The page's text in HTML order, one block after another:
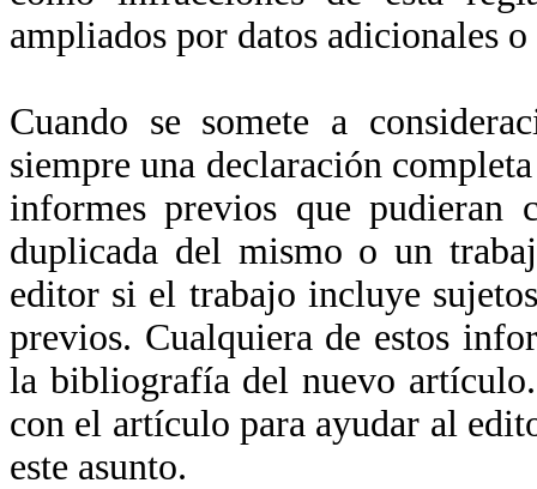
ampliados por datos adicionales
Cuando se somete a
siempre una declaración
informes previos que pudieran
duplicada del mismo o un
editor si el trabajo incluye
previos. Cualquiera de estos
la bibliografía del nuevo
con el artículo para ayudar al
este asunto.